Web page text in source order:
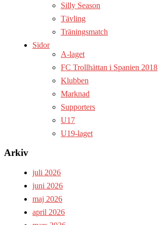
Silly Season
Tävling
Träningsmatch
Sidor
A-laget
FC Trollhättan i Spanien 2018
Klubben
Marknad
Supporters
U17
U19-laget
Arkiv
juli 2026
juni 2026
maj 2026
april 2026